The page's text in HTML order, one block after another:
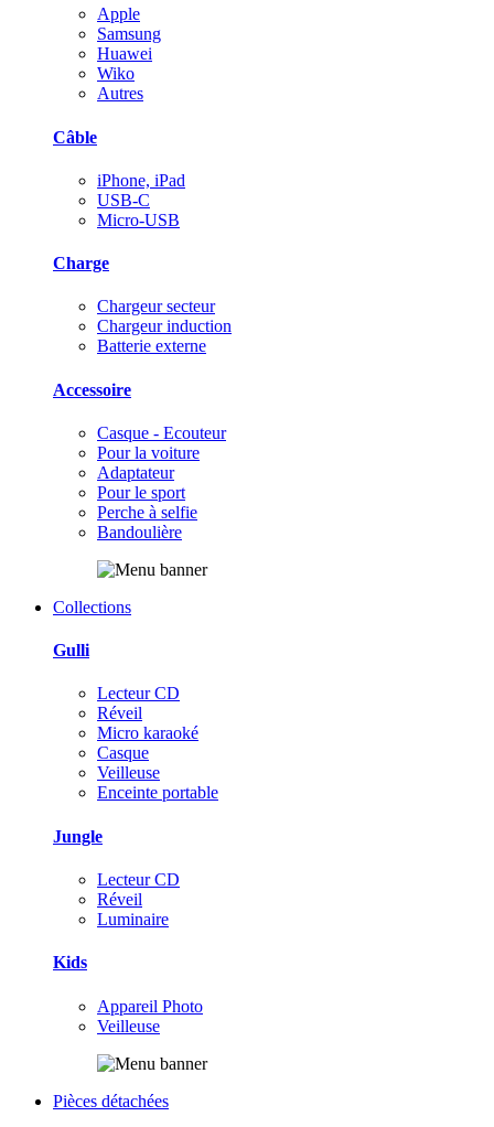
Apple
Samsung
Huawei
Wiko
Autres
Câble
iPhone, iPad
USB-C
Micro-USB
Charge
Chargeur secteur
Chargeur induction
Batterie externe
Accessoire
Casque - Ecouteur
Pour la voiture
Adaptateur
Pour le sport
Perche à selfie
Bandoulière
Collections
Gulli
Lecteur CD
Réveil
Micro karaoké
Casque
Veilleuse
Enceinte portable
Jungle
Lecteur CD
Réveil
Luminaire
Kids
Appareil Photo
Veilleuse
Pièces détachées